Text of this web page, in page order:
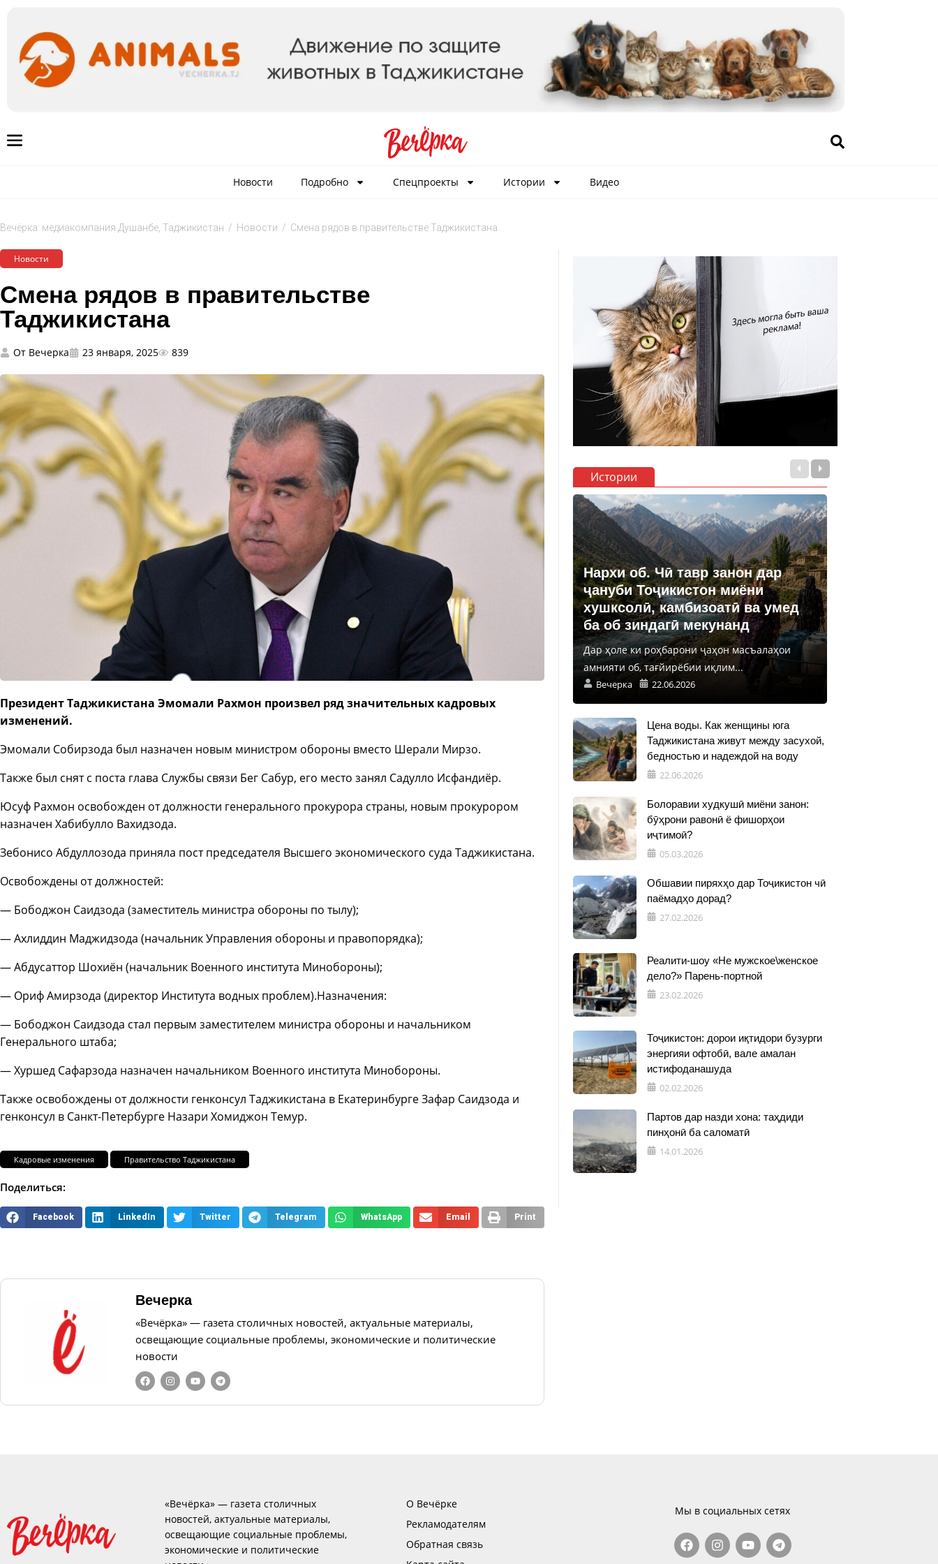
Новости Подробно Спецпроекты Истории Видео
Вечёрка: медиакомпания Душанбе, Таджикистан / Новости / Смена рядов в правительстве Таджикистана
Новости
Смена рядов в правительстве
Таджикистана
От Вечерка 23 января, 2025 839
Президент Таджикистана Эмомали Рахмон произвел ряд значительных кадровых
изменений.
Эмомали Собирзода был назначен новым министром обороны вместо Шерали Мирзо.
Также был снят с поста глава Службы связи Бег Сабур, его место занял Садулло Исфандиёр.
Юсуф Рахмон освобожден от должности генерального прокурора страны, новым прокурором
назначен Хабибулло Вахидзода.
Зебонисо Абдуллозода приняла пост председателя Высшего экономического суда Таджикистана.
Освобождены от должностей:
— Бободжон Саидзода (заместитель министра обороны по тылу);
— Ахлиддин Маджидзода (начальник Управления обороны и правопорядка);
— Абдусаттор Шохиён (начальник Военного института Минобороны);
— Ориф Амирзода (директор Института водных проблем).Назначения:
— Бободжон Саидзода стал первым заместителем министра обороны и начальником
Генерального штаба;
— Хуршед Сафарзода назначен начальником Военного института Минобороны.
Также освобождены от должности генконсул Таджикистана в Екатеринбурге Зафар Саидзода и
генконсул в Санкт-Петербурге Назари Хомиджон Темур.
Кадровые изменения Правительство Таджикистана
Поделиться:
Facebook LinkedIn Twitter Telegram WhatsApp Email Print
Вечерка
«Вечёрка» — газета столичных новостей, актуальные материалы,
освещающие социальные проблемы, экономические и политические
новости
Истории
Нархи об. Чӣ тавр занон дар
ҷануби Тоҷикистон миёни
хушксолӣ, камбизоатӣ ва умед
ба об зиндагӣ мекунанд
Дар ҳоле ки роҳбарони ҷаҳон масъалаҳои
амнияти об, тағйирёбии иқлим...
Вечерка 22.06.2026
Цена воды. Как женщины юга
Таджикистана живут между засухой,
бедностью и надеждой на воду
22.06.2026
Болоравии худкушӣ миёни занон:
бӯҳрони равонӣ ё фишорҳои
иҷтимоӣ?
05.03.2026
Обшавии пиряхҳо дар Тоҷикистон чӣ
паёмадҳо дорад?
27.02.2026
Реалити-шоу «Не мужское\женское
дело?» Парень-портной
23.02.2026
Тоҷикистон: дорои иқтидори бузурги
энергияи офтобӣ, вале амалан
истифоданашуда
02.02.2026
Партов дар назди хона: таҳдиди
пинҳонӣ ба саломатӣ
14.01.2026
«Вечёрка» — газета столичных
новостей, актуальные материалы,
освещающие социальные проблемы,
экономические и политические
О Вечёрке
Рекламодателям
Обратная связь
Мы в социальных сетях